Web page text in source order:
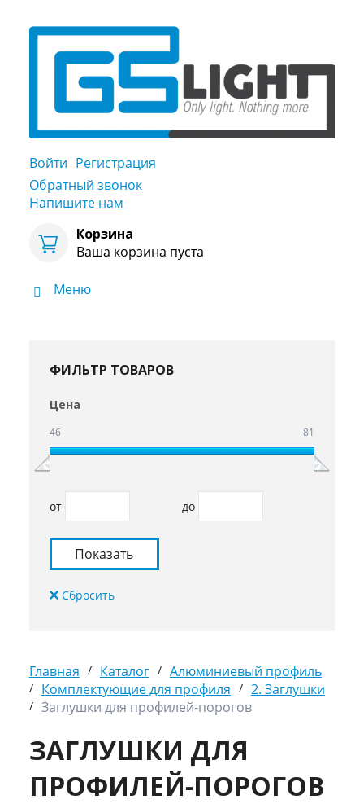
Войти Регистрация
Обратный звонок
Напишите нам
Корзина
Ваша корзина пуста
Меню
ФИЛЬТР ТОВАРОВ
Цена
46 81
от до
Главная / Каталог / Алюминиевый профиль
/ Комплектующие для профиля / 2. Заглушки
/ Заглушки для профилей-порогов
ЗАГЛУШКИ ДЛЯ
ПРОФИЛЕЙ-ПОРОГОВ